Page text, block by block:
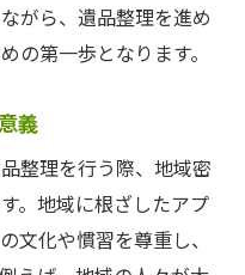
がら、遺品整理を進め
の第一歩となります。
義
整理を行う際、地域密
。地域に根ざしたアプ
文化や慣習を尊重し、